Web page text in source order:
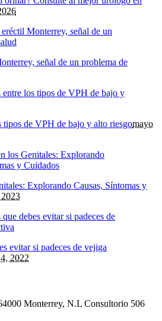
señal de un problema de
tipos de VPH de bajo y alto riesgomayo
Explorando Causas, Síntomas y
evitar si padeces de vejiga
2022
Monterrey, N.L Consultorio 506